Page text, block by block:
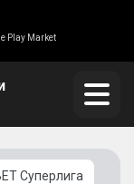
Play Market
Суперлига